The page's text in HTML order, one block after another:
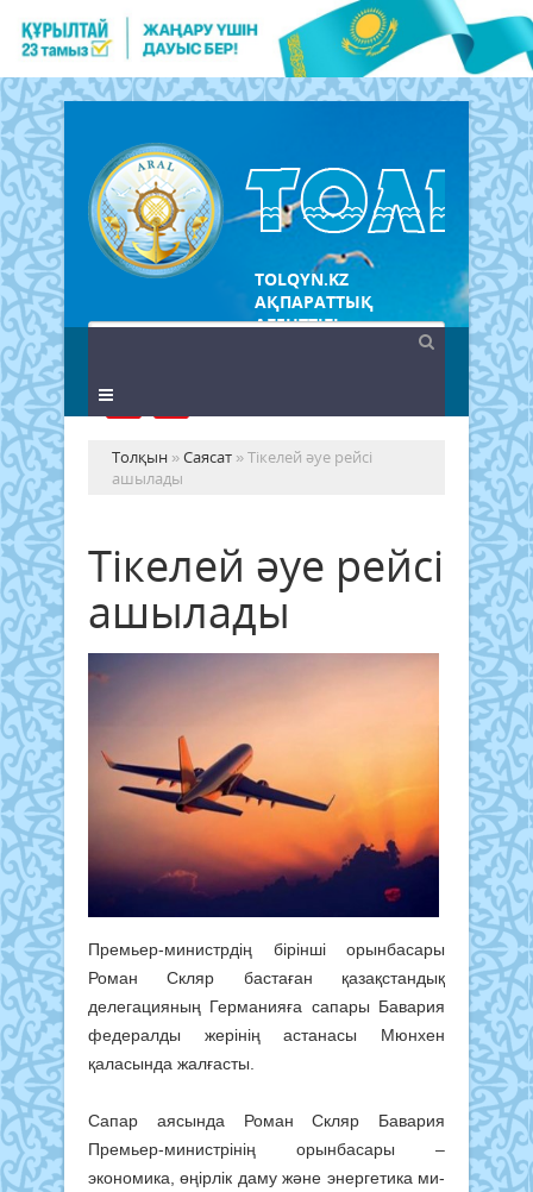
TOLQYN.KZ
АҚПАРАТТЫҚ
АГЕНТТІГІ
Толқын »Саясат » Тікелей әуе рейсі
ашылады
Тікелей әуе рейсі
ашылады
Премьер-министрдің бірінші орынбасары
Роман Скляр бастаған қазақстандық
делегацияның Германияға сапары Бавария
федералды жерінің астанасы Мюнхен
қаласында жалғасты.
Сапар аясында Роман Скляр Бавария
Премьер-министрінің орынбасары –
экономика, өңірлік даму және энергетика ми­